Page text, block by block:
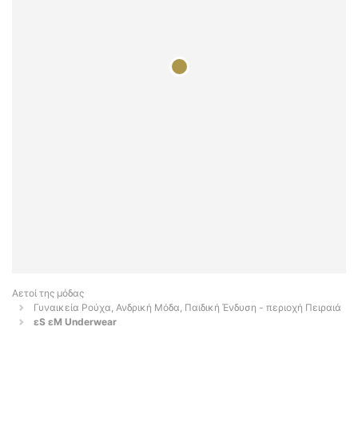
Αετοί της μόδας
Γυναικεία Ρούχα, Ανδρική Μόδα, Παιδική Ένδυση - περιοχή Πειραιά
εS εM Underwear